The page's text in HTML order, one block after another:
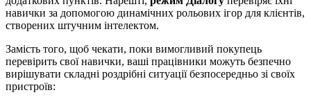
навички за допомогою динамічних рольових ігор для клієнтів,
створених штучним інтелектом.
Замість того, щоб чекати, поки вимогливий покупець
перевірить свої навички, ваші працівники можуть безпечно
вирішувати складні роздрібні ситуації безпосередньо зі своїх
пристроїв: